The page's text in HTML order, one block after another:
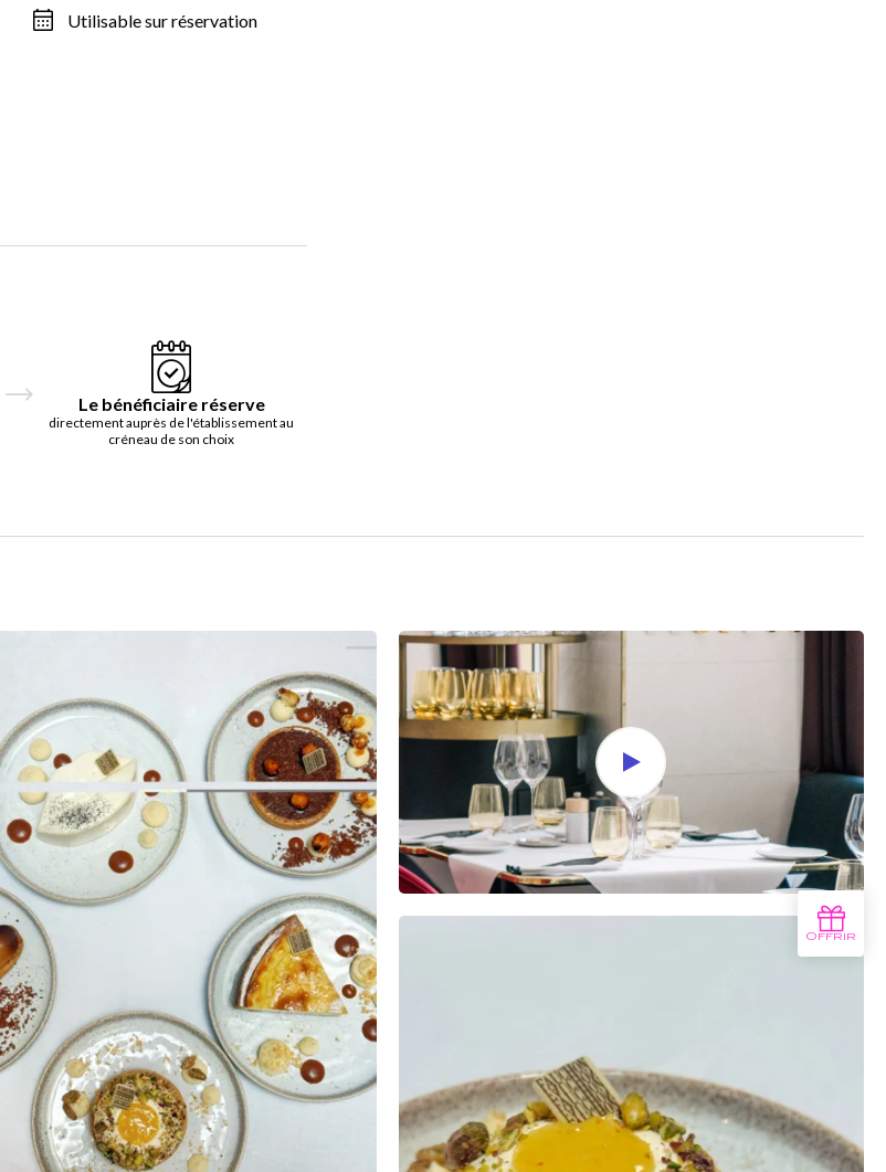
Utilisable sur réservation
Le bénéficiaire réserve
directement auprès de l'établissement au
créneau de son choix